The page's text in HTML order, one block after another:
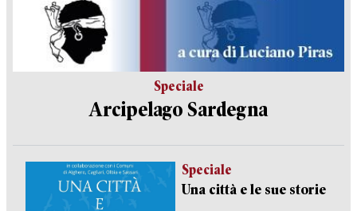
Speciale
Arcipelago Sardegna
Speciale
Una città e le sue storie